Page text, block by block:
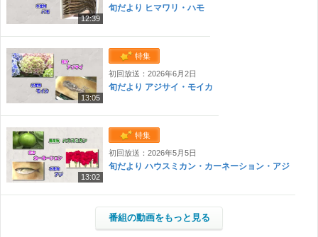
12:39
旬だより ヒマワリ・ハモ
13:05
特集
初回放送：2026年6月2日
旬だより アジサイ・モイカ
13:02
特集
初回放送：2026年5月5日
旬だより ハウスミカン・カーネーション・アジ
番組の動画をもっと見る